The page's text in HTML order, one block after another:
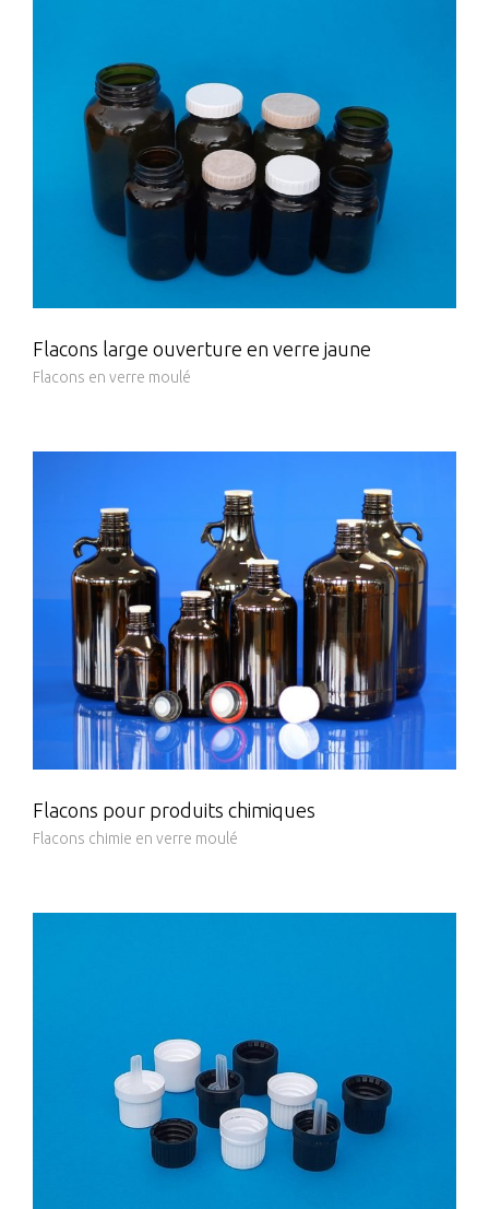
Flacons large ouverture en verre jaune
Flacons en verre moulé
Flacons pour produits chimiques
Flacons chimie en verre moulé